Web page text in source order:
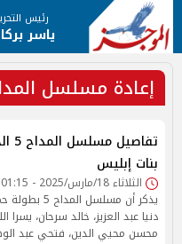
رئيس
ياسر
إعادة مسلسل
بنات إبليس
الثلاثاء 18/مارس/2025 - 01:15 ص
يذكر أن
دنيا عبد العزيز، خالد سرحان، يسرا
محسن محيي الدين، فتحي عبد